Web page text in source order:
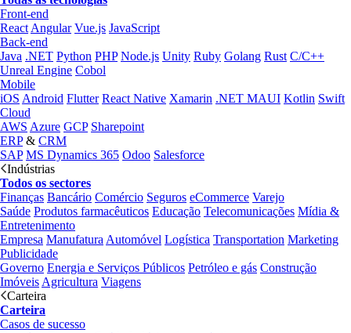
Front-end
React Angular Vue.js JavaScript
Back-end
Java .NET Python PHP Node.js Unity Ruby Golang Rust C/C++
Unreal Engine Cobol
Mobile
iOS Android Flutter React Native Xamarin .NET MAUI Kotlin Swift
Cloud
AWS Azure GCP Sharepoint
ERP& CRM
SAP MS Dynamics 365 Odoo Salesforce
Indústrias
Todos os sectores
Finanças Bancário Comércio Seguros eCommerce Varejo
Saúde Produtos farmacêuticos Educação Telecomunicações Mídia &
Entretenimento
Empresa Manufatura Automóvel Logística Transportation Marketing
Publicidade
Governo Energia e Serviços Públicos Petróleo e gás Construção
Imóveis Agricultura Viagens
Carteira
Carteira
Casos de sucesso